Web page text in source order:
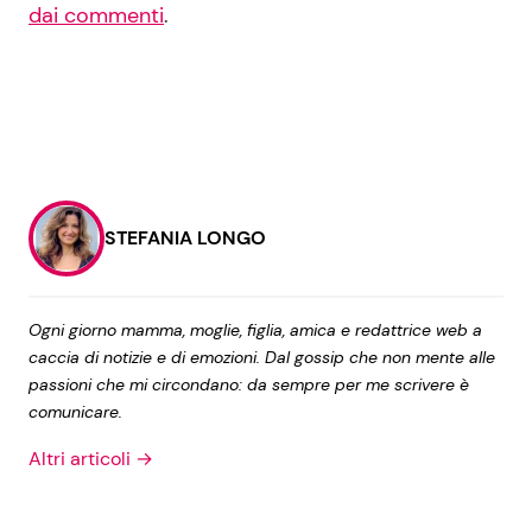
dai commenti.
STEFANIA LONGO
Ogni giorno mamma, moglie, figlia, amica e redattrice web a
caccia di notizie e di emozioni. Dal gossip che non mente alle
passioni che mi circondano: da sempre per me scrivere è
comunicare.
Altri articoli →